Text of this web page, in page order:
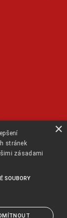
×
stránek
zásadami
SOUBORY